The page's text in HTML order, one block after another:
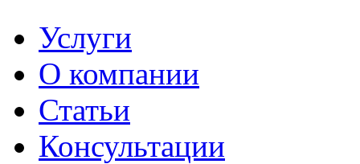
Услуги
О компании
Статьи
Консультации